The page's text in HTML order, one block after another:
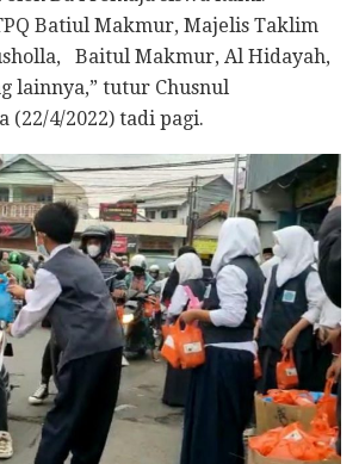
Batiul Makmur, Majelis Taklim
Baitul Makmur, Al Hidayah,
lainnya,” tutur Chusnul
(22/4/2022) tadi pagi.